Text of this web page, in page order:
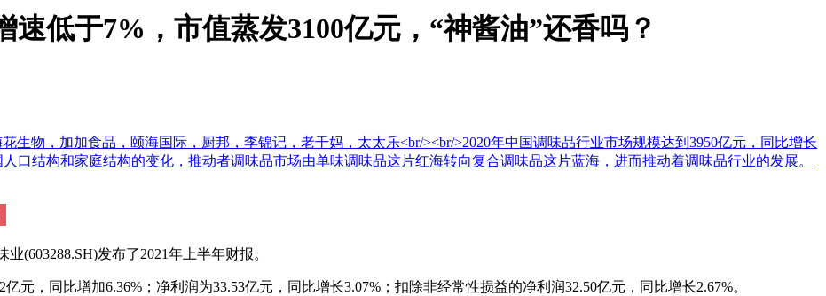
速低于7%，市值蒸发3100亿元，“神酱油”还香吗？
生物，加加食品，颐海国际，厨邦，李锦记，老干妈，太太乐<br/><br/>2020年中国调味品行业市场规模达到3950亿元，同比增长
口结构和家庭结构的变化，推动者调味品市场由单味调味品这片红海转向复合调味品这片蓝海，进而推动着调味品行业的发展。
(603288.SH)发布了2021年上半年财报。
，同比增加6.36%；净利润为33.53亿元，同比增长3.07%；扣除非经常性损益的净利润32.50亿元，同比增长2.67%。